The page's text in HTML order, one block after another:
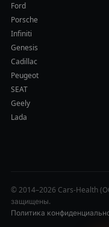
Ford
Porsche
Infiniti
Genesis
Cadillac
Peugeot
SEAT
Geely
Lada
© 2014–2026 Cars-Health
защищены.
Политика